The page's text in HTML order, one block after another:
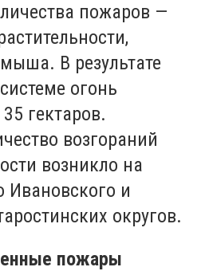
пожаров —
В результате
огонь
гектаров.
возгораний
возникло на
Ивановского и
округов.
пожары